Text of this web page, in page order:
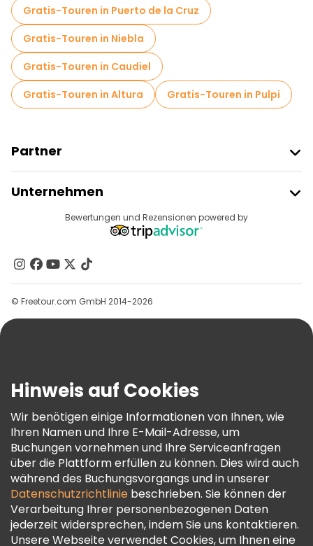
Gratis-Touren in Puerto de la Cruz
Gratis-Touren in Niebla
Gratis-Touren in Caudiel
Gratis-Touren in Altura
Gratis-Touren in Pulpi
Partner
Anbieter-Anmeldung
Affiliate-Programm
Unternehmen
Reiseziele
Kontakt
Gruppen
Hilfe
AGB Und Rechtliches
Cookie-Richtlinie
Freetour Auszeichnungen
Treueprogramm
Bewertungen und Rezensionen powered by
© Freetour.com GmbH 2014-2026
Hinweis auf Cookies
Wir benötigen einige Informationen von Ihnen, wie
Ihren Namen und Ihre E-Mail-Adresse, um
Buchungen vornehmen und Ihre Serviceanfragen
über die Plattform erfüllen zu können. Dies wird auch
während des Buchungsvorgangs und in unserer
Datenschutzrichtlinie beschrieben. Sie können der
Verarbeitung Ihrer personenbezogenen Daten
jederzeit widersprechen, indem Sie uns kontaktieren.
Unsere Webseite verwendet Cookies, um Ihnen eine